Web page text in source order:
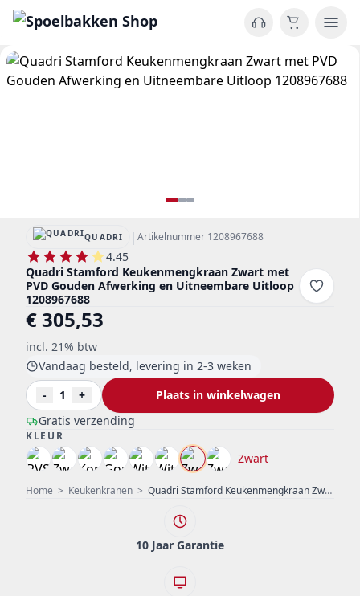
Home > Keukenkranen > Quadri Stamford Keukenmengkraan Zwart met PVD Gouden Afwerking en Uitneembare Uitloop 1208967688
QUADRI |Artikelnummer 1208967688
4.45
Quadri Stamford Keukenmengkraan Zwart met
PVD Gouden Afwerking en Uitneembare Uitloop
1208967688
€ 305,53
incl. 21% btw
Gratis verzending
Vandaag besteld, levering in 2-3 weken
-
1 + Plaats in winkelwagen
KLEUR
Zwart
10 Jaar Garantie